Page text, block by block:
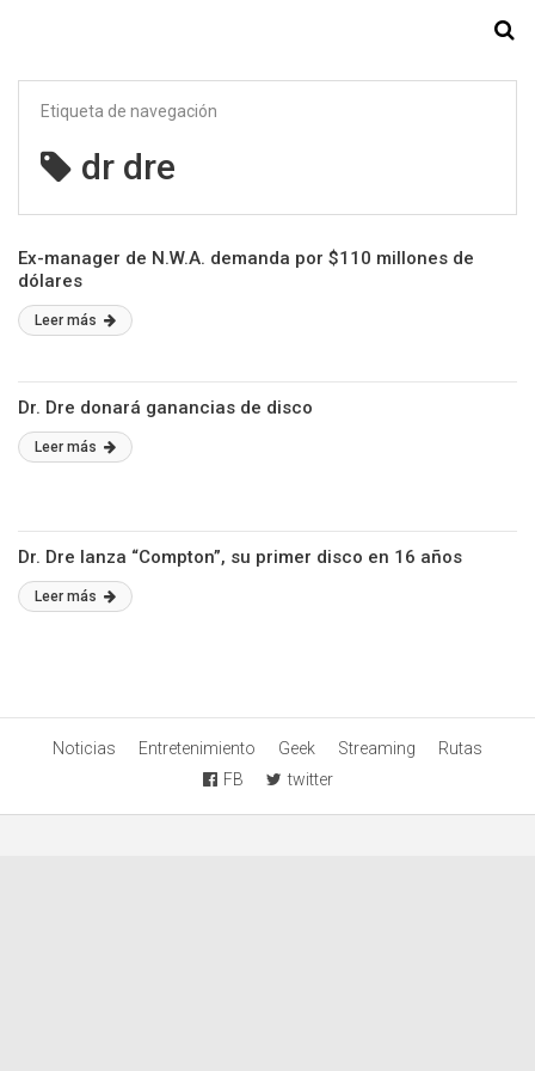
Etiqueta de navegación
dr dre
Ex-manager de N.W.A. demanda por $110 millones de
dólares
Leer más
Dr. Dre donará ganancias de disco
Leer más
Dr. Dre lanza “Compton”, su primer disco en 16 años
Leer más
Noticias Entretenimiento Geek Streaming
Rutas
FB
twitter